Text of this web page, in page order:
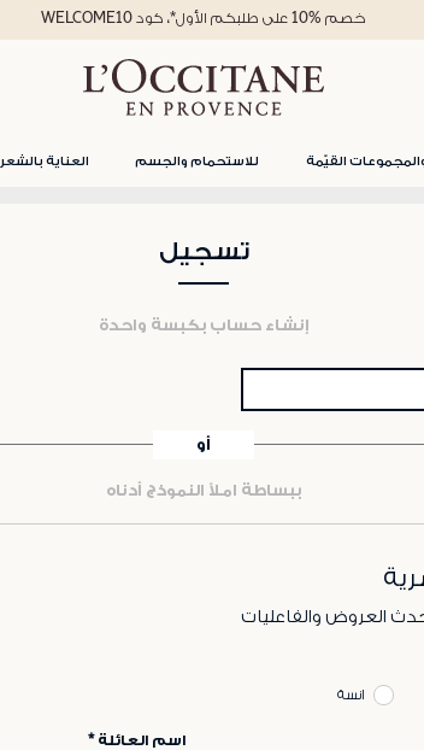
والمجموعات القيّمة للاستحمام والجسم العناية بالشعر
خصم %10 على طلبكم الأول*، كود WELCOME10
تسجيل
إنشاء حساب بكبسة واحدة
أو
ببساطة املأ النموذج أدناه
العروض والفاعليات
انسة
اسم العائلة